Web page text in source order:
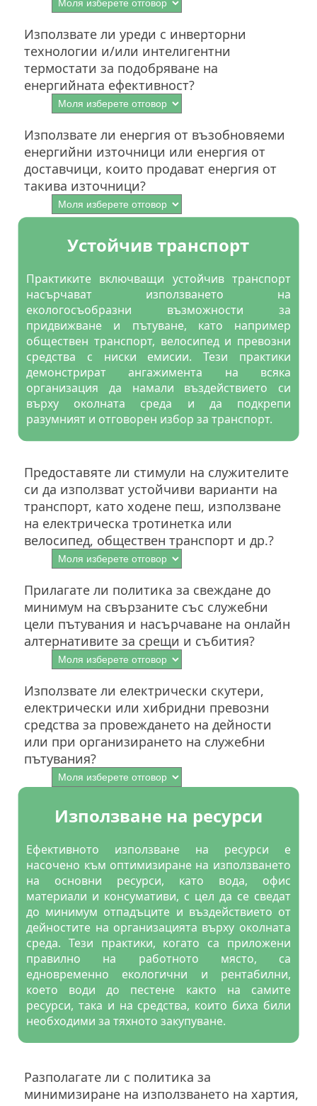
Използвате ли уреди с инверторни
технологии и/или интелигентни
термостати за подобряване на
енергийната ефективност?
Използвате ли енергия от възобновяеми
енергийни източници или енергия от
доставчици, които продават енергия от
такива източници?
Устойчив транспорт
Практиките включващи устойчив транспорт
насърчават използването на
екологосъобразни възможности за
придвижване и пътуване, като например
обществен транспорт, велосипед и превозни
средства с ниски емисии. Тези практики
демонстрират ангажимента на всяка
организация да намали въздействието си
върху околната среда и да подкрепи
разумният и отговорен избор за транспорт.
Предоставяте ли стимули на служителите
си да използват устойчиви варианти на
транспорт, като ходене пеш, използване
на електрическа тротинетка или
велосипед, обществен транспорт и др.?
Прилагате ли политика за свеждане до
минимум на свързаните със служебни
цели пътувания и насърчаване на онлайн
алтернативите за срещи и събития?
Използвате ли електрически скутери,
електрически или хибридни превозни
средства за провеждането на дейности
или при организирането на служебни
пътувания?
Използване на ресурси
Ефективното използване на ресурси е
насочено към оптимизиране на използването
на основни ресурси, като вода, офис
материали и консумативи, с цел да се сведат
до минимум отпадъците и въздействието от
дейностите на организацията върху околната
среда. Тези практики, когато са приложени
правилно на работното място, са
едновременно екологични и рентабилни,
което води до пестене както на самите
ресурси, така и на средства, които биха били
необходими за тяхното закупуване.
Разполагате ли с политика за
минимизиране на използването на хартия,